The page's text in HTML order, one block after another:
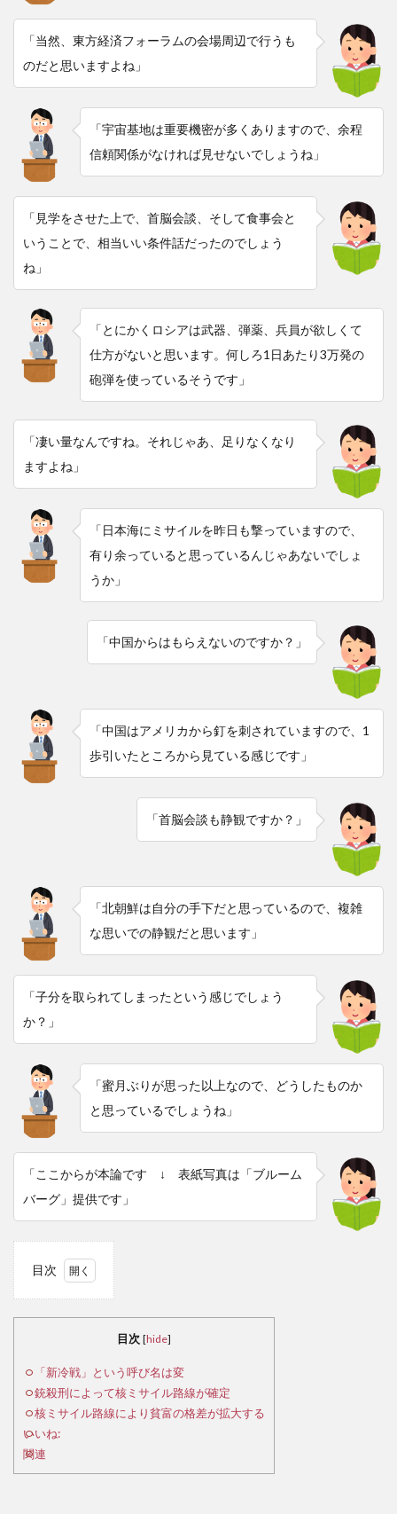
「当然、東方経済フォーラムの会場周辺で行うも
のだと思いますよね」
「宇宙基地は重要機密が多くありますので、余程
信頼関係がなければ見せないでしょうね」
「見学をさせた上で、首脳会談、そして食事会と
いうことで、相当いい条件話だったのでしょう
ね」
「とにかくロシアは武器、弾薬、兵員が欲しくて
仕方がないと思います。何しろ1日あたり3万発の
砲弾を使っているそうです」
「凄い量なんですね。それじゃあ、足りなくなり
ますよね」
「日本海にミサイルを昨日も撃っていますので、
有り余っていると思っているんじゃあないでしょ
うか」
「中国からはもらえないのですか？」
「中国はアメリカから釘を刺されていますので、1
歩引いたところから見ている感じです」
「首脳会談も静観ですか？」
「北朝鮮は自分の手下だと思っているので、複雑
な思いでの静観だと思います」
「子分を取られてしまったという感じでしょう
か？」
「蜜月ぶりが思った以上なので、どうしたものか
と思っているでしょうね」
「ここからが本論です ↓ 表紙写真は「ブルーム
バーグ」提供です」
目次
戦」
とい
う呼
は変
2
目次 [hide]
「新冷戦」という呼び名は変
銃殺刑によって核ミサイル路線が確定
核ミサイル路線により貧富の格差が拡大する
いいね:
関連